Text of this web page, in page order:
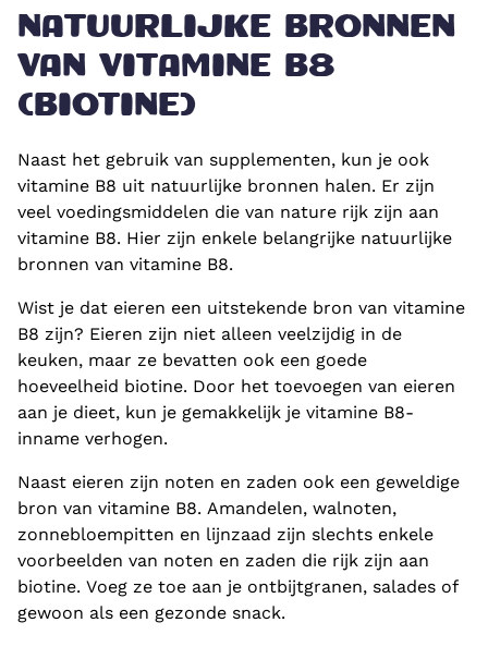
NATUURLIJKE BRONNEN
VAN VITAMINE B8
(BIOTINE)
Naast het gebruik van supplementen, kun je ook
vitamine B8 uit natuurlijke bronnen halen. Er zijn
veel voedingsmiddelen die van nature rijk zijn aan
vitamine B8. Hier zijn enkele belangrijke natuurlijke
bronnen van vitamine B8.
Wist je dat eieren een uitstekende bron van vitamine
B8 zijn? Eieren zijn niet alleen veelzijdig in de
keuken, maar ze bevatten ook een goede
hoeveelheid biotine. Door het toevoegen van eieren
aan je dieet, kun je gemakkelijk je vitamine B8-
inname verhogen.
Naast eieren zijn noten en zaden ook een geweldige
bron van vitamine B8. Amandelen, walnoten,
zonnebloempitten en lijnzaad zijn slechts enkele
voorbeelden van noten en zaden die rijk zijn aan
biotine. Voeg ze toe aan je ontbijtgranen, salades of
gewoon als een gezonde snack.